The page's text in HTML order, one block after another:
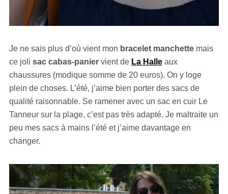
Je ne sais plus d’où vient mon bracelet manchette mais
ce joli sac cabas-panier vient de La Halle aux
chaussures (modique somme de 20 euros). On y loge
plein de choses. L’été, j’aime bien porter des sacs de
qualité raisonnable. Se ramener avec un sac en cuir Le
Tanneur sur la plage, c’est pas très adapté. Je maltraite un
peu mes sacs à mains l’été et j’aime davantage en
changer.